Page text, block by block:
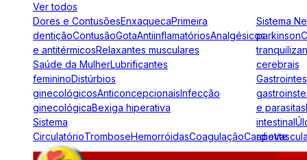
Ver todos
Dores e ContusõesEnxaquecaPrimeira
dentiçãoContusãoGotaAntiinflamatóriosAnalgésicos
e antitérmicosRelaxantes musculares
Saúde da MulherLubrificantes
femininoDistúrbios
ginecológicosAnticoncepcionaisInfecção
ginecológicaBexiga hiperativa
Sistema
CirculatórioTromboseHemorróidasCoagulação
Sistema
parkinson
cerebrais
e parasitas
intestinal
apetite